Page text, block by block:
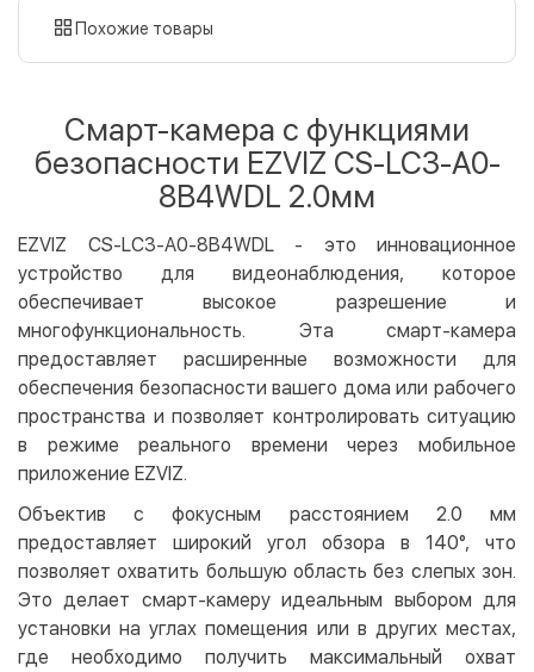
картой
LiqPay
Apple Pay
Безналичный расчет
Оплата на карту юр.лица
Оплата на счет юр.лица
Бесплатно
Кредит
Оплата частями (Приватбанк)
Покупка частями (Монобанк)
Похожие товары
Смарт-камера с функциями
безопасности EZVIZ CS-LC3-A0-
8B4WDL 2.0мм
EZVIZ CS-LC3-A0-8B4WDL - это инновационное
устройство для видеонаблюдения, которое
обеспечивает высокое разрешение и
многофункциональность. Эта смарт-камера
предоставляет расширенные возможности для
обеспечения безопасности вашего дома или рабочего
пространства и позволяет контролировать ситуацию
в режиме реального времени через мобильное
приложение EZVIZ.
Объектив с фокусным расстоянием 2.0 мм
предоставляет широкий угол обзора в 140°, что
позволяет охватить большую область без слепых зон.
Это делает смарт-камеру идеальным выбором для
установки на углах помещения или в других местах,
где необходимо получить максимальный охват